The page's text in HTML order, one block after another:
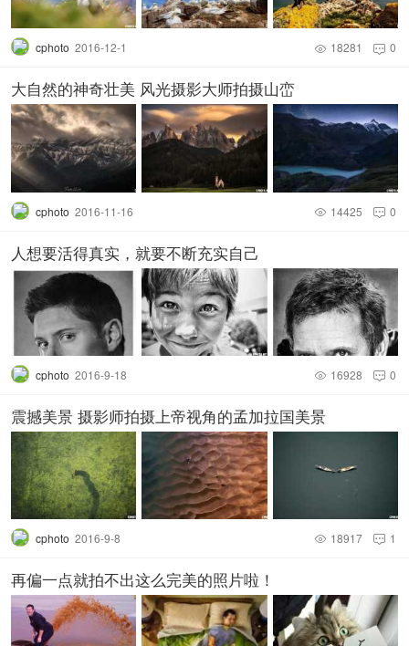
cphoto 2016-12-1  0
 18281
大自然的神奇壮美 风光摄影大师拍摄山峦
cphoto 2016-11-16  0
 14425
人想要活得真实，就要不断充实自己
cphoto 2016-9-18  0
 16928
震撼美景 摄影师拍摄上帝视角的孟加拉国美景
cphoto 2016-9-8  1
 18917
再偏一点就拍不出这么完美的照片啦！